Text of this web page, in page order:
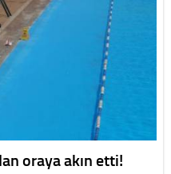
oraya akın etti!